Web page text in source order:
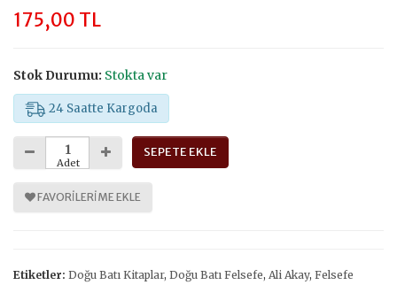
175,00 TL
Stok Durumu: Stokta var
24 Saatte Kargoda
Adet
SEPETE EKLE
FAVORILERIME EKLE
Etiketler: Doğu Batı Kitaplar, Doğu Batı Felsefe, Ali Akay, Felsefe